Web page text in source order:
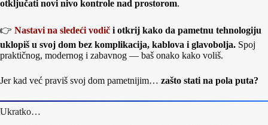
otključati novi nivo kontrole nad prostorom.
👉 Nastavi na sledeći vodič i otkrij kako da pametnu tehnologiju
uklopiš u svoj dom bez komplikacija, kablova i glavobolja. Spoj
praktičnog, modernog i zabavnog — baš onako kako voliš.
Jer kad već praviš svoj dom pametnijim… zašto stati na pola puta?
Ukratko…